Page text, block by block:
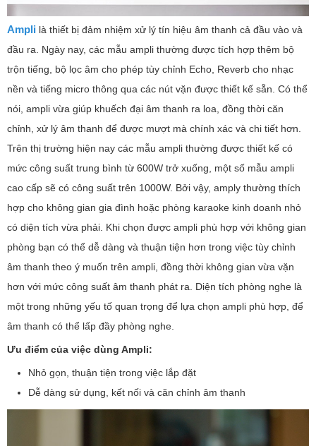
Ampli là thiết bị đảm nhiệm xử lý tín hiệu âm thanh cả đầu vào và
đầu ra. Ngày nay, các mẫu ampli thường được tích hợp thêm bộ
trộn tiếng, bộ lọc âm cho phép tùy chỉnh Echo, Reverb cho nhạc
nền và tiếng micro thông qua các nút vặn được thiết kế sẵn. Có thể
nói, ampli vừa giúp khuếch đại âm thanh ra loa, đồng thời căn
chỉnh, xử lý âm thanh để được mượt mà chính xác và chi tiết hơn.
Trên thị trường hiện nay các mẫu ampli thường được thiết kế có
mức công suất trung bình từ 600W trở xuống, một số mẫu ampli
cao cấp sẽ có công suất trên 1000W. Bởi vậy, amply thường thích
hợp cho không gian gia đình hoặc phòng karaoke kinh doanh nhỏ
có diện tích vừa phải. Khi chọn được ampli phù hợp với không gian
phòng bạn có thể dễ dàng và thuận tiện hơn trong việc tùy chỉnh
âm thanh theo ý muốn trên ampli, đồng thời không gian vừa vặn
hơn với mức công suất âm thanh phát ra. Diện tích phòng nghe là
một trong những yếu tố quan trọng để lựa chọn ampli phù hợp, để
âm thanh có thể lấp đầy phòng nghe.
Ưu điểm của việc dùng Ampli:
Nhỏ gọn, thuận tiện trong việc lắp đặt
Dễ dàng sử dụng, kết nối và căn chỉnh âm thanh